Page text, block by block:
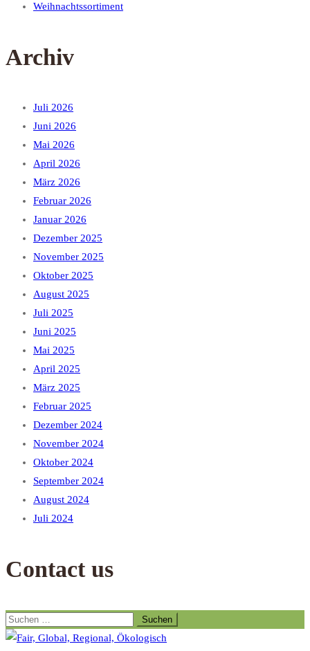
Weihnachtssortiment
Archiv
Juli 2026
Juni 2026
Mai 2026
April 2026
März 2026
Februar 2026
Januar 2026
Dezember 2025
November 2025
Oktober 2025
August 2025
Juli 2025
Juni 2025
Mai 2025
April 2025
März 2025
Februar 2025
Dezember 2024
November 2024
Oktober 2024
September 2024
August 2024
Juli 2024
Contact us
Suchen
nach: